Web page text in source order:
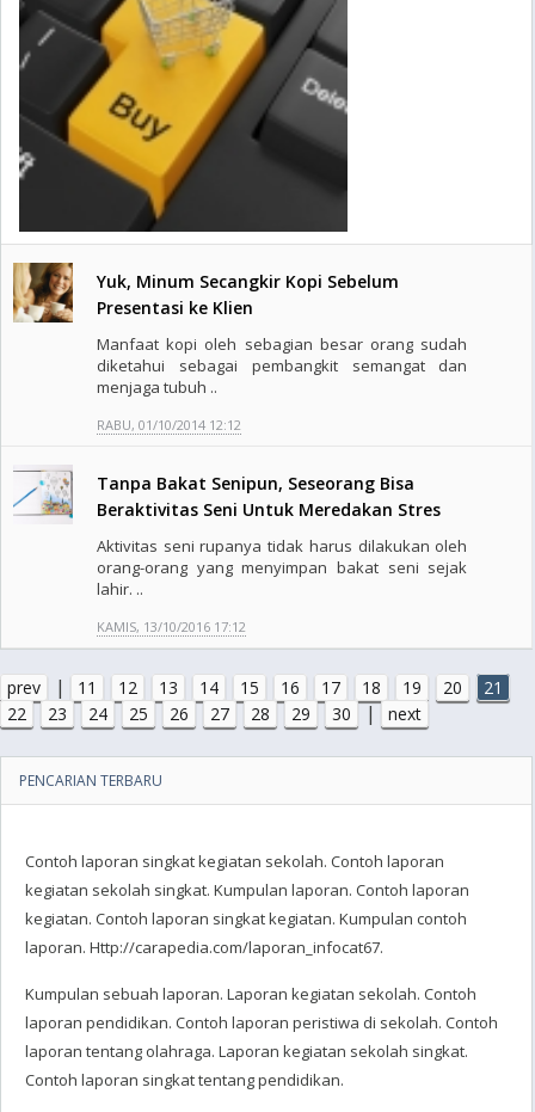
Yuk, Minum Secangkir Kopi Sebelum
Presentasi ke Klien
Manfaat kopi oleh sebagian besar orang sudah
diketahui sebagai pembangkit semangat dan
menjaga tubuh ..
RABU, 01/10/2014 12:12
Tanpa Bakat Senipun, Seseorang Bisa
Beraktivitas Seni Untuk Meredakan Stres
Aktivitas seni rupanya tidak harus dilakukan oleh
orang-orang yang menyimpan bakat seni sejak
lahir. ..
KAMIS, 13/10/2016 17:12
prev | 11 12 13 14 15 16 17 18 19 20
21
22
23 24 25 26 27 28 29 30 | next
PENCARIAN TERBARU
Contoh laporan singkat kegiatan sekolah. Contoh laporan
kegiatan sekolah singkat. Kumpulan laporan. Contoh laporan
kegiatan. Contoh laporan singkat kegiatan. Kumpulan contoh
laporan. Http://carapedia.com/laporan_infocat67.
Kumpulan sebuah laporan. Laporan kegiatan sekolah. Contoh
laporan pendidikan. Contoh laporan peristiwa di sekolah. Contoh
laporan tentang olahraga. Laporan kegiatan sekolah singkat.
Contoh laporan singkat tentang pendidikan.